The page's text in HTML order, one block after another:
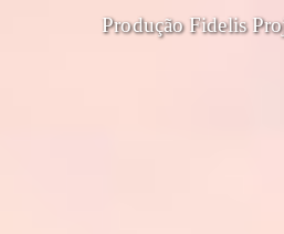
Produção Fidelis